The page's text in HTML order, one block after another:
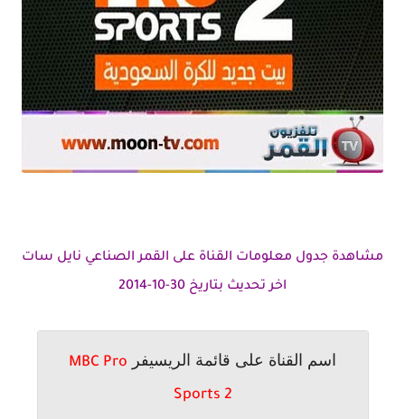
مشاهدة جدول معلومات القناة على القمر الصناعي نايل سات
اخر تحديث بتاريخ 30-10-2014
اسم القناة على قائمة الريسيفر
MBC Pro
Sports 2